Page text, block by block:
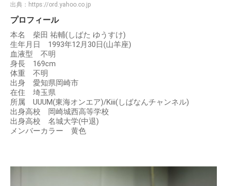
出典： https://ord.yahoo.co.jp
プロフィール
本名 柴田 祐輔(しばた ゆうすけ)
生年月日 1993年12月30日(山羊座)
血液型 不明
身長 169cm
体重 不明
出身 愛知県岡崎市
在住 埼玉県
所属 UUUM(東海オンエア)/Kiii(しばなんチャンネル)
出身高校 岡崎城西高等学校
出身高校 名城大学(中退)
メンバーカラー 黄色